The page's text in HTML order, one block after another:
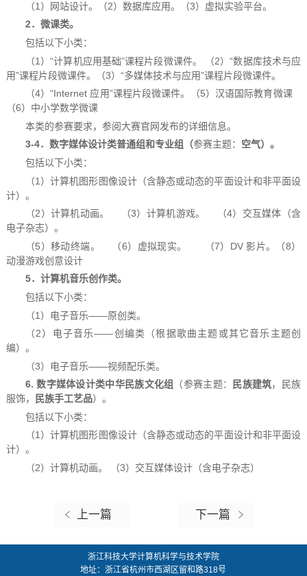
（1）网站设计。（2）数据库应用。（3）虚拟实验平台。
2．微课类。
包括以下小类：
（1）“计算机应用基础”课程片段微课件。 （2）“数据库技术与应
用”课程片段微课件。（3）“多媒体技术与应用”课程片段微课件。
（4）“Internet 应用”课程片段微课件。（5）汉语国际教育微课
（6）中小学数学微课
本类的参赛要求，参阅大赛官网发布的详细信息。
3-4．数字媒体设计类普通组和专业组（参赛主题： 空气）。
包括以下小类：
（1）计算机图形图像设计（含静态或动态的平面设计和非平面设
计）。
（2）计算机动画。 （3）计算机游戏。 （4）交互媒体（含
电子杂志）。
（5）移动终端。 （6）虚拟现实。 （7）DV 影片。（8）
动漫游戏创意设计
5．计算机音乐创作类。
包括以下小类：
（1）电子音乐——原创类。
（2）电子音乐——创编类（根据歌曲主题或其它音乐主题创
编）。
（3）电子音乐——视频配乐类。
6. 数字媒体设计类中华民族文化组
（参赛主题： 民族建筑，民族
服饰，
民族手工艺品）。
包括以下小类：
（1）计算机图形图像设计（含静态或动态的平面设计和非平面设
计）。
（2）计算机动画。 （3）交互媒体设计（含电子杂志）
上一篇 下一篇
浙江科技大学计算机科学与技术学院
地址：浙江省杭州市西湖区留和路318号